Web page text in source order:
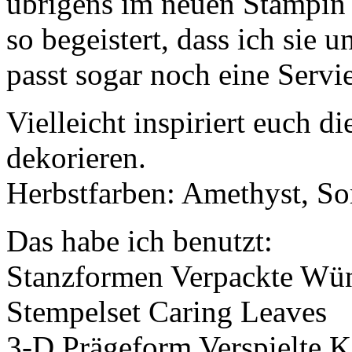
so begeistert, dass ich sie
passt sogar noch eine
Vielleicht inspiriert euch
dekorieren.
Herbstfarben: Amethyst,
Das habe ich benutzt:
Stanzformen Verpackte
Stempelset Caring Leaves